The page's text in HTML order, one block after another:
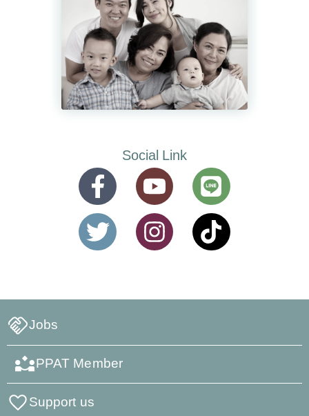
Social Link
Jobs
PPAT Member
Support us